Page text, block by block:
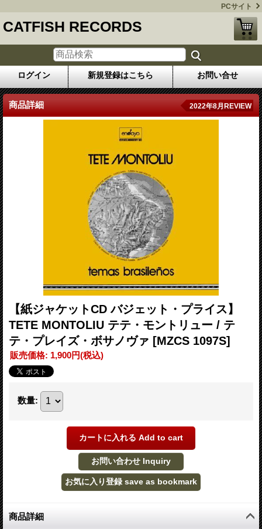
PCサイト
CATFISH RECORDS
ログイン 新規登録はこちら お問い合せ
商品詳細 2022年8月REVIEW
【紙ジャケットCD バジェット・プライス】
TETE MONTOLIU テテ・モントリュー / テ
テ・プレイズ・ボサノヴァ [MZCS 1097S]
販売価格: 1,900円(税込)
数量:
商品詳細